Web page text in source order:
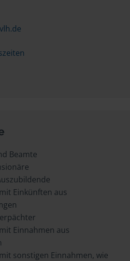
Beamte
Einkünften aus
Einnahmen aus
sonstigen Einnahmen, wie